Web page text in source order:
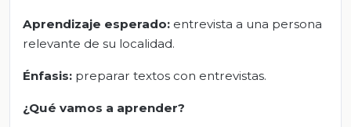
Aprendizaje esperado: entrevista a una persona
relevante de su localidad.
Énfasis: preparar textos con entrevistas.
¿Qué vamos a aprender?